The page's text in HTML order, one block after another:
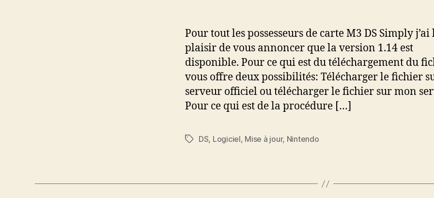
Pour tout les possesseurs de carte M3 DS Simply j’ai
plaisir de vous annoncer que la version 1.14 est
disponible. Pour ce qui est du téléchargement du
vous offre deux possibilités: Télécharger le fichier
serveur officiel ou télécharger le fichier sur mon
Pour ce qui est de la procédure […]
Étiquettes
DS, Logiciel, Mise à jour, Nintendo